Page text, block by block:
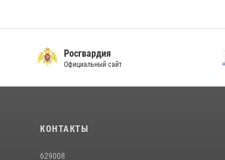
Росгвардия
Официальный сайт
КОНТАКТЫ
629008